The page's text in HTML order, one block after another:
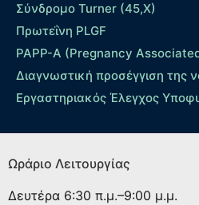
Σύνδρομο Turner (45,X)
Πρωτεΐνη PLGF
PAPP-A (Pregnancy
Διαγνωστική προσέγγιση της
Εργαστηριακός Έλεγχος
Ωράριο Λειτουργίας
Δευτέρα 6:30 π.μ.–9:00 μ.μ.